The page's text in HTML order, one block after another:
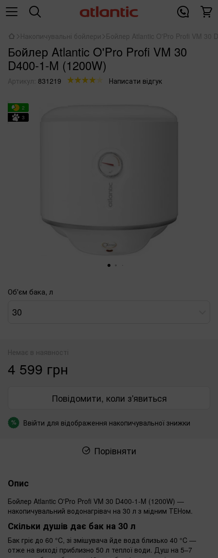
Накопичувальні бойлери Бойлер Atlantic O'Pro Profi VM 30
Бойлер Atlantic O'Pro Profi VM 30
D400-1-M (1200W)
Артикул: 831219 Написати відгук
2
3
Об'єм бака, л
30
Немає в наявності
4 599 грн
Повідомити, коли з'явиться
% Ввійти для відображення накопичувальної знижки
Порівняти
Опис
Бойлер Atlantic O'Pro Profi VM 30 D400-1-M (1200W) —
накопичувальний водонагрівач на 30 л з мідним ТЕНом.
Скільки душів дає бак на 30 л
Бак гріє до 60 °C, зі змішувача йде вода близько 40 °C —
отже на виході приблизно 50 л теплої води. Душ на 5–7